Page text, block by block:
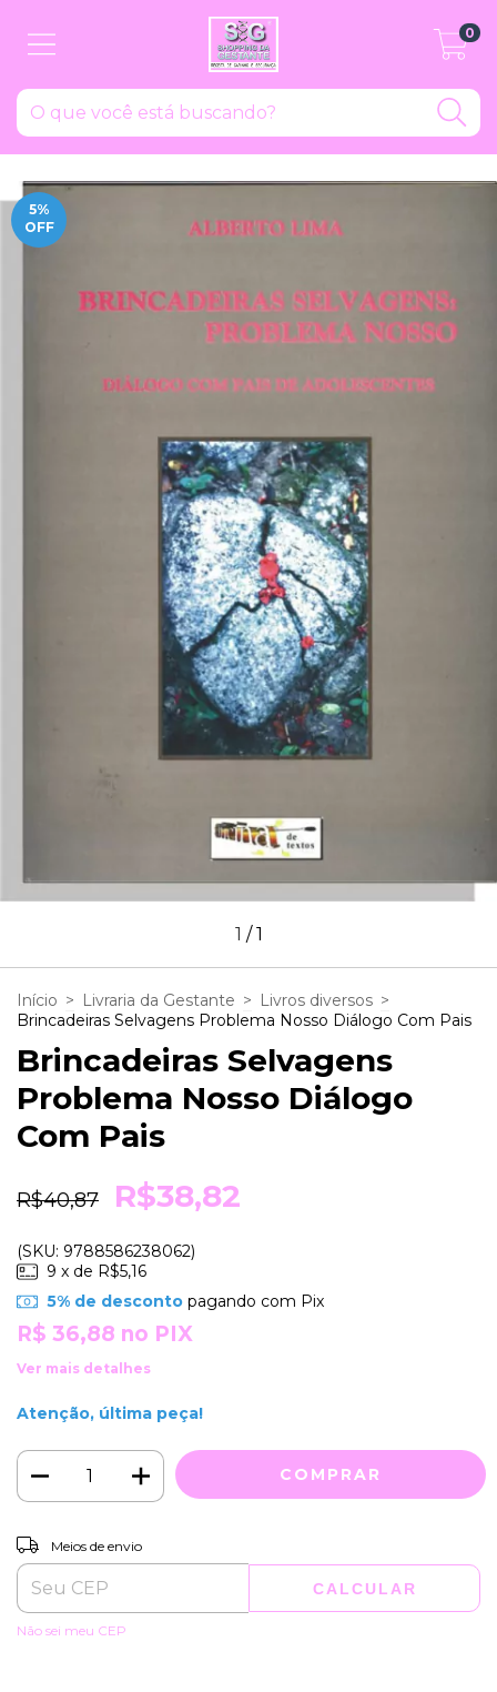
0
5%
OFF
1 /1
Início > Livraria da Gestante > Livros diversos >
Brincadeiras Selvagens Problema Nosso Diálogo Com Pais
Brincadeiras Selvagens
Problema Nosso Diálogo
Com Pais
R$40,87 R$38,82
(SKU: 9788586238062)
9 x de R$5,16
5% de descontopagando com Pix
R$ 36,88 no PIX
Ver mais detalhes
Atenção, última peça!
Entregas para o CEP:
Meios de envio
CALCULAR
Não sei meu CEP